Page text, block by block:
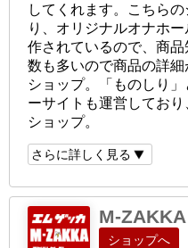
してくれます。こちら
り、オリジナルオナホ
作されているので、商
数も多いので商品の詳
ショップ。「ものしり
ーサイトも運営してお
ショップ。
さらに詳しく見る
M-
ショップへ